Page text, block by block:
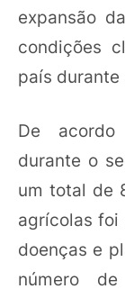
expansão
condições
país
De
durante o
um total de
agrícolas foi
doenças e
número